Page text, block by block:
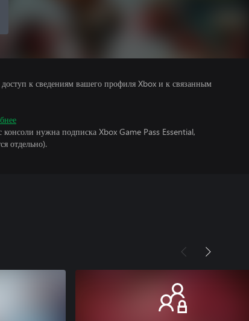
к сведениям вашего профиля Xbox и к связанным
нужна подписка Xbox Game Pass Essential,
отдельно).